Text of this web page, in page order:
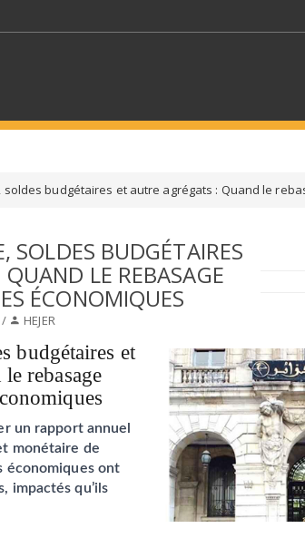
UNE SECTION SÉLECTIONNEZ UNE
soldes budgétaires et autre agrégats : Quand le
SOLDES BUDGÉTAIRES
LE REBASAGE
ÉCONOMIQUES
/ HEJER
budgétaires et
rebasage
un rapport annuel
monétaire de
économiques ont
impactés qu’ils